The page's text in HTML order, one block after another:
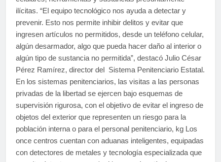
ilícitas. “El equipo tecnológico nos ayuda a detectar y
prevenir. Esto nos permite inhibir delitos y evitar que
ingresen artículos no permitidos, desde un teléfono celular,
algún desarmador, algo que pueda hacer daño al interior o
algún tipo de sustancia no permitida”, destacó Julio César
Pérez Ramírez, director del Sistema Penitenciario Estatal.
En los sistemas penitenciarios, las visitas a las personas
privadas de la libertad se ejercen bajo esquemas de
supervisión rigurosa, con el objetivo de evitar el ingreso de
objetos del exterior que representen un riesgo para la
población interna o para el personal penitenciario, kg Los
once centros cuentan con aduanas inteligentes, equipadas
con detectores de metales y tecnología especializada que